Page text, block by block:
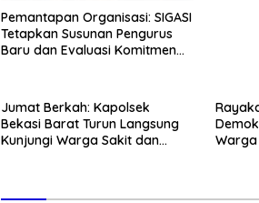
Pemantapan Organisasi: SIGASI
Tetapkan Susunan Pengurus
Baru dan Evaluasi Komitmen
Jumat Berkah: Kapolsek
Bekasi Barat Turun Langsung
Kunjungi Warga Sakit dan
Warga